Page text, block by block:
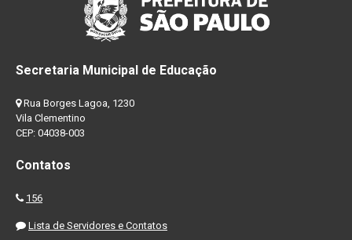
Secretaria Municipal de Educação
Rua Borges Lagoa, 1230
Vila Clementino
CEP: 04038-003
Contatos
156
Lista de Servidores e Contatos